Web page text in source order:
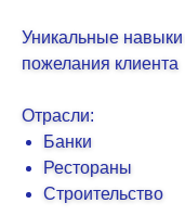
Уникальные
пожелания клиента
Отрасли:
Банки
Рестораны
Строительство